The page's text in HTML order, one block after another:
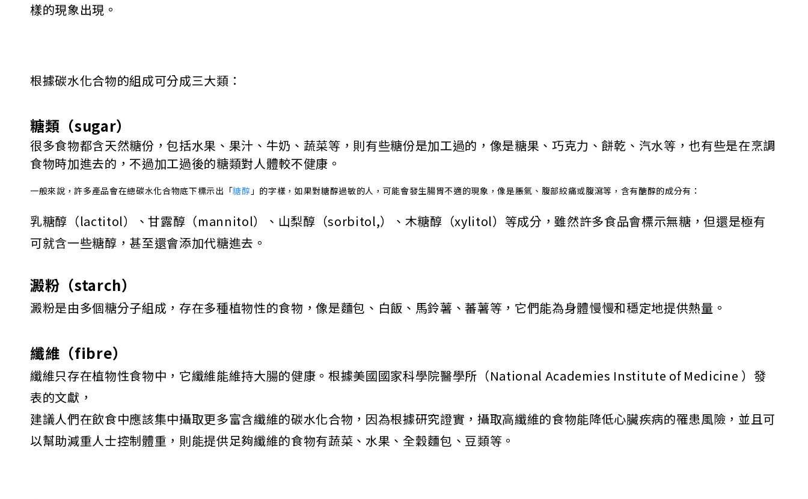
樣的現象出現。
根據碳水化合物的組成可分成三大類：
糖類（sugar）
很多食物都含天然糖份，包括水果、果汁、牛奶、蔬菜等，則有些糖份是加工過的，像是糖果、巧克力、餅乾、汽水等，也有些是在烹調
食物時加進去的，不過加工過後的糖類對人體較不健康。
一般來說，許多產品會在總碳水化合物底下標示出「糖醇 」的字樣，如果對糖醇過敏的人，可能會發生腸胃不適的現象，像是脹氣、腹部絞痛或腹瀉等，含有醣醇的成分有：
乳糖醇（lactitol）、甘露醇（mannitol）、山梨醇（sorbitol,）、木糖醇（xylitol）等成分，雖然許多食品會標示無糖，但還是極有
可就含一些糖醇，甚至還會添加代糖進去。
澱粉（starch）
澱粉是由多個糖分子組成，存在多種植物性的食物，像是麵包、白飯、馬鈴薯、蕃薯等，它們能為身體慢慢和穩定地提供熱量。
纖維（fibre）
纖維只存在植物性食物中，它纖維能維持大腸的健康。根據美國國家科學院醫學所（National Academies Institute of Medicine ）發
表的文獻，
建議人們在飲食中應該集中攝取更多富含纖維的碳水化合物，因為根據研究證實，攝取高纖維的食物能降低心臟疾病的罹患風險，並且可
以幫助減重人士控制體重，則能提供足夠纖維的食物有蔬菜、水果、全穀麵包、豆類等。